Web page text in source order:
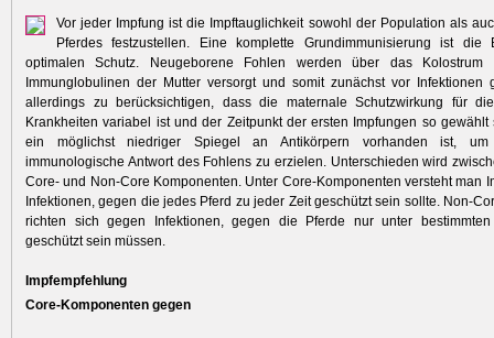
Vor jeder Impfung ist die Impftauglichkeit sowohl der Population als
Pferdes festzustellen. Eine komplette Grundimmunisierung ist die
optimalen Schutz. Neugeborene Fohlen werden über das Kolostrum
Immunglobulinen der Mutter versorgt und somit zunächst vor Infektionen
allerdings zu berücksich­tigen, dass die maternale Schutzwirkung für
Krankheiten variabel ist und der Zeitpunkt der ersten Impfungen so
ein möglichst niedriger Spiegel an Antikörpern vorhanden ist,
immunologische Antwort des Fohlens zu erzielen. Unterschieden wird
Core- und Non-Core Komponenten. Unter Core-Komponenten versteht man
Infektionen, gegen die jedes Pferd zu jeder Zeit geschützt sein sollte. Non-
richten sich gegen ­Infektionen, gegen die Pferde nur unter ­bestimmten
geschützt sein müssen.
Impfempfehlung
Core-Komponenten gegen